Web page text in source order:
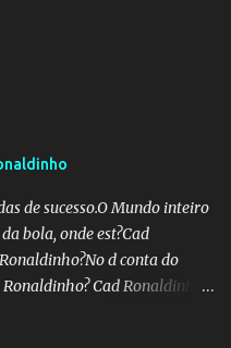
de sucesso.O Mundo inteiro
bola, onde est?Cad
d conta do
Cad Ronaldinho?